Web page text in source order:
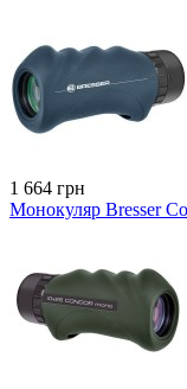
1 664 грн
Монокуляр Bresser